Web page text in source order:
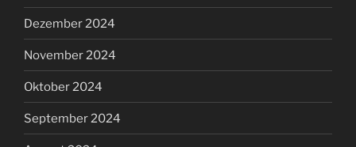
Dezember 2024
November 2024
Oktober 2024
September 2024